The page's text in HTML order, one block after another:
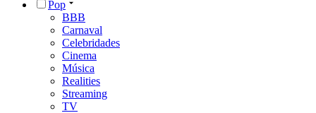
Pop
BBB
Carnaval
Celebridades
Cinema
Música
Realities
Streaming
TV